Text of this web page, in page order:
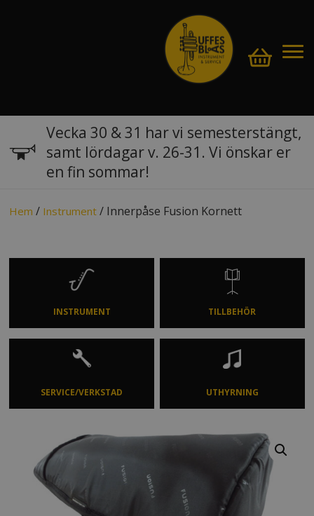
Vecka 30 & 31 har vi semesterstängt,
samt lördagar v. 26-31. Vi önskar er
en fin sommar!
Hem / Instrument / Innerpåse Fusion Kornett
INSTRUMENT TILLBEHÖR
SERVICE/VERKSTAD UTHYRNING